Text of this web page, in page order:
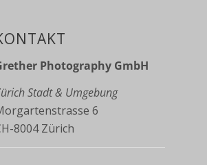
Photography GmbH
Stadt & Umgebung
6
8004 Zürich